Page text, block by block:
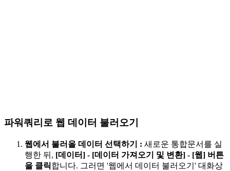
파워쿼리로 웹 데이터 불러오기
웹에서 불러올 데이터 선택하기 : 새로운 통합문서를 실
행한 뒤, [데이터] - [데이터 가져오기 및 변환] - [웹] 버튼
을 클릭합니다. 그러면 '웹에서 데이터 불러오기' 대화상